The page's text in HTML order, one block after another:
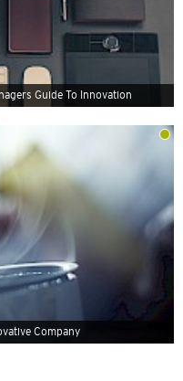
Guide To Innovation
Company